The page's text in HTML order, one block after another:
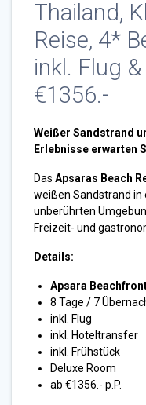
Thailand,
Reise, 4*
inkl. Flug
€1356.-
Weißer Sandstrand
Erlebnisse erwarten
Das Apsaras Beach
weißen Sandstrand in
unberührten
Freizeit- und
Details:
Apsara
8 Tage / 7
inkl. Flug
inkl. Hoteltransfer
inkl. Frühstück
Deluxe Room
ab €1356.- p.P.